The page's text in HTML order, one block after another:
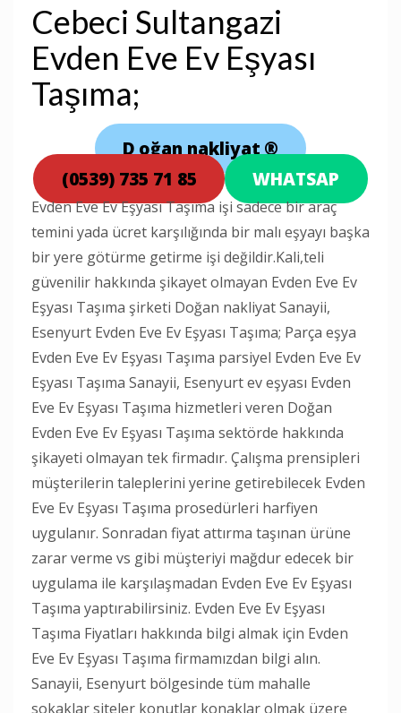
Cebeci Sultangazi
Evden Eve Ev Eşyası
Taşıma;
Doğan nakliyat®
(0539) 735 71 85
WHATSAP
Evden Eve Ev Eşyası Taşıma işi sadece bir araç
temini yada ücret karşılığında bir malı eşyayı başka
bir yere götürme getirme işi değildir.Kali,teli
güvenilir hakkında şikayet olmayan Evden Eve Ev
Eşyası Taşıma şirketi Doğan nakliyat Sanayii,
Esenyurt Evden Eve Ev Eşyası Taşıma; Parça eşya
Evden Eve Ev Eşyası Taşıma parsiyel Evden Eve Ev
Eşyası Taşıma Sanayii, Esenyurt ev eşyası Evden
Eve Ev Eşyası Taşıma hizmetleri veren Doğan
Evden Eve Ev Eşyası Taşıma sektörde hakkında
şikayeti olmayan tek firmadır. Çalışma prensipleri
müşterilerin taleplerini yerine getirebilecek Evden
Eve Ev Eşyası Taşıma prosedürleri harfiyen
uygulanır. Sonradan fiyat attırma taşınan ürüne
zarar verme vs gibi müşteriyi mağdur edecek bir
uygulama ile karşılaşmadan Evden Eve Ev Eşyası
Taşıma yaptırabilirsiniz. Evden Eve Ev Eşyası
Taşıma Fiyatları hakkında bilgi almak için Evden
Eve Ev Eşyası Taşıma firmamızdan bilgi alın.
Sanayii, Esenyurt bölgesinde tüm mahalle
sokaklar siteler konutlar konaklar olmak üzere